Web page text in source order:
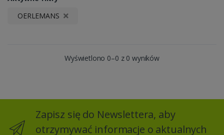
OERLEMANS
Wyświetlono 0–0 z 0 wyników
Zapisz się do Newslettera, aby
otrzymywać informacje o aktualnych